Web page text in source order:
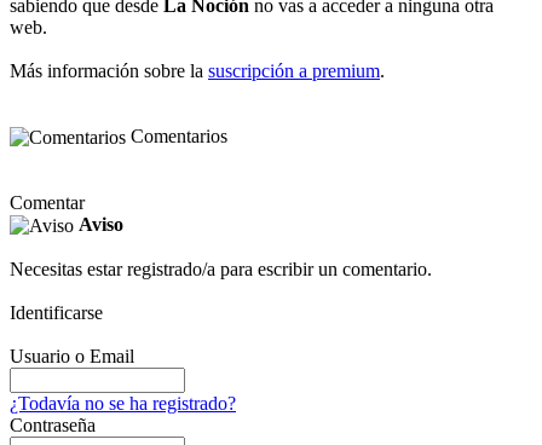
sabiendo que desde La Noción no vas a acceder a ninguna otra
web.
Más información sobre la suscripción a premium.
Comentarios
Comentar
Aviso
Necesitas estar registrado/a para escribir un comentario.
Identificarse
Usuario o Email
¿Todavía no se ha registrado?
Contraseña